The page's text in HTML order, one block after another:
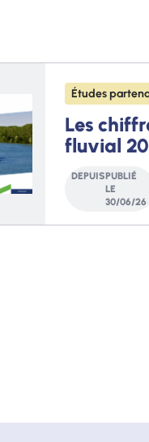
Études
Les
fluvial
DEPUISPUBLIÉ
LE
30/06/26